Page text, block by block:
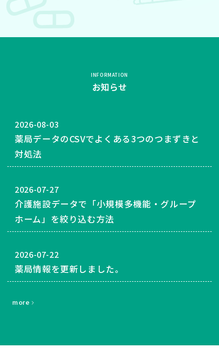
INFORMATION
お知らせ
2026-08-03
薬局データのCSVでよくある3つのつまずきと
対処法
2026-07-27
介護施設データで「小規模多機能・グループ
ホーム」を絞り込む方法
2026-07-22
薬局情報を更新しました。
more